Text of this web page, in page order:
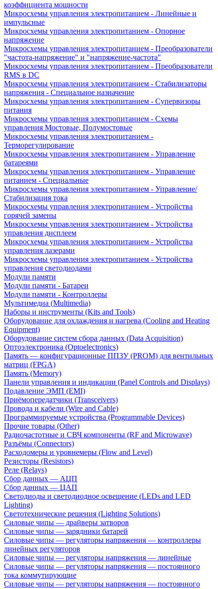
коэффициента мощности
Микросхемы управления электропитанием - Линейные и
импульсные
Микросхемы управления электропитанием - Опорное
напряжение
Микросхемы управления электропитанием - Преобразователи
"частота-напряжение" и "напряжение-частота"
Микросхемы управления электропитанием - Преобразователи
RMS в DC
Микросхемы управления электропитанием - Стабилизаторы
напряжения - Специальное назначение
Микросхемы управления электропитанием - Супервизоры
питания
Микросхемы управления электропитанием - Схемы
управления Мостовые, Полумостовые
Микросхемы управления электропитанием -
Терморегулирование
Микросхемы управления электропитанием - Управление
батареями
Микросхемы управления электропитанием - Управление
питанием - Специальные
Микросхемы управления электропитанием - Управление/
Стабилизация тока
Микросхемы управления электропитанием - Устройства
горячей замены
Микросхемы управления электропитанием - Устройства
управления дисплеем
Микросхемы управления электропитанием - Устройства
управления лазерами
Микросхемы управления электропитанием - Устройства
управления светодиодами
Модули памяти
Модули памяти - Батареи
Модули памяти - Контроллеры
Мультимедиа (Multimedia)
Наборы и инструменты (Kits and Tools)
Оборудование для охлаждения и нагрева (Cooling and Heating
Equipment)
Оборудование систем сбора данных (Data Acquisition)
Оптоэлектроника (Optoelectronics)
Память — конфигурационные ППЗУ (PROM) для вентильных
матриц (FPGA)
Память (Memory)
Панели управления и индикации (Panel Controls and Displays)
Подавление ЭМП (EMI)
Приёмопередатчики (Transceivers)
Провода и кабели (Wire and Cable)
Программируемые устройства (Programmable Devices)
Прочие товары (Other)
Радиочастотные и СВЧ компоненты (RF and Microwave)
Разъёмы (Connectors)
Расходомеры и уровнемеры (Flow and Level)
Резисторы (Resistors)
Реле (Relays)
Сбор данных — АЦП
Сбор данных — ЦАП
Светодиоды и светодиодное освещение (LEDs and LED
Lighting)
Светотехнические решения (Lighting Solutions)
Силовые чипы — драйверы затворов
Силовые чипы — зарядники батарей
Силовые чипы — регуляторы напряжения — контроллеры
линейных регуляторов
Силовые чипы — регуляторы напряжения — линейные
Силовые чипы — регуляторы напряжения — постоянного
тока коммутирующие
Силовые чипы — регуляторы напряжения — постоянного